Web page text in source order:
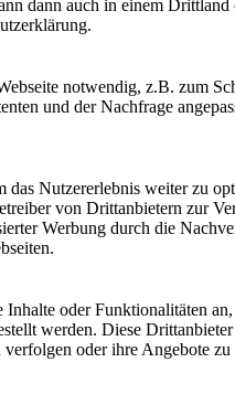
dann auch in einem Drittland
notwendig, z.B. zum
und der Nachfrage
das Nutzererlebnis weiter zu
von Drittanbietern zur
Werbung durch die
Inhalte oder Funktionalitäten
werden. Diese
oder ihre Angebote zu